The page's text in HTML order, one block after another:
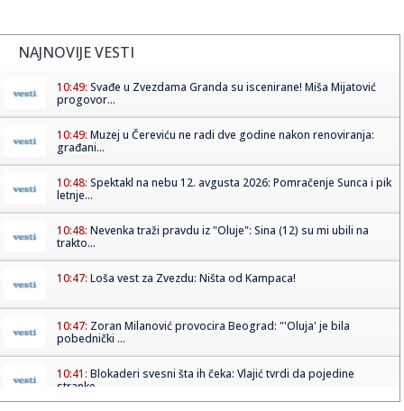
NAJNOVIJE VESTI
10:49: Svađe u Zvezdama Granda su iscenirane! Miša Mijatović
progovor...
10:49: Muzej u Čereviću ne radi dve godine nakon renoviranja:
građani...
10:48: Spektakl na nebu 12. avgusta 2026: Pomračenje Sunca i pik
letnje...
10:48: Nevenka traži pravdu iz "Oluje": Sina (12) su mi ubili na
trakto...
10:47: Loša vest za Zvezdu: Ništa od Kampaca!
10:47: Zoran Milanović provocira Beograd: "'Oluja' je bila
pobednički ...
10:41: Blokaderi svesni šta ih čeka: Vlajić tvrdi da pojedine
stranke...